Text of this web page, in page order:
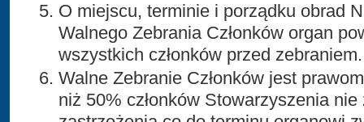
O miejscu, terminie i porządku obrad
Walnego Zebrania Członków organ
wszystkich członków przed zebraniem.
Walne Zebranie Członków jest
niż 50% członków Stowarzyszenia nie